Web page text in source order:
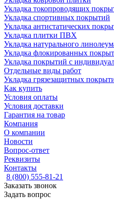
Укладка токопроводящих
Укладка спортивных покрытий
Укладка антистатических
Укладка плитки ПВХ
Укладка натурального
Укладка флокированных
Укладка покрытий с
Отдельные виды работ
Укладка грязезащитных
Как купить
Условия оплаты
Условия доставки
Гарантия на товар
Компания
О компании
Новости
Вопрос-ответ
Реквизиты
Контакты
8 (800) 555-81-21
Заказать звонок
Задать вопрос